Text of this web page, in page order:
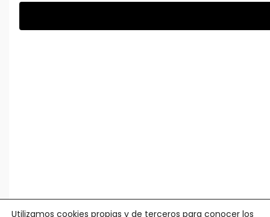
Utilizamos cookies propias y de terceros para conocer los